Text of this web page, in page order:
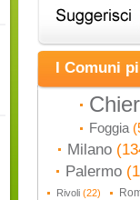
I Comuni
Foggia
Milano
Palermo
Rivoli (22)